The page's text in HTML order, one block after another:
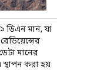
ডিএন মান, যা
মানের
স্থাপন করা হয়